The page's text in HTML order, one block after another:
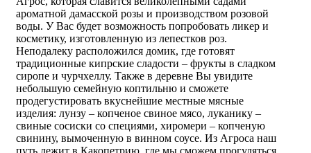
ароматной дамасской розы и производством розовой
воды. У Вас будет возможность попробовать ликер и
косметику, изготовленную из лепестков роз.
Неподалеку расположился домик, где готовят
традиционные кипрские сладости – фрукты в сладком
сиропе и чурчхеллу. Также в деревне Вы увидите
небольшую семейную коптильню и сможете
продегустировать вкуснейшие местные мясные
изделия: лунзу – копченое свиное мясо, луканику –
свиные сосиски со специями, хиромери – копченую
свинину, вымоченную в винном соусе. Из Агроса наш
путь лежит в Какопетрию, где мы сможем прогуляться